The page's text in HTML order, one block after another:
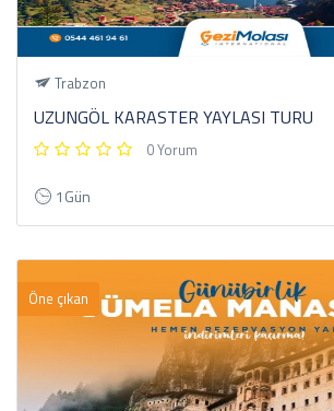
Trabzon
UZUNGÖL KARASTER YAYLASI TURU
0 Yorum
1Gün
Öne çıkan